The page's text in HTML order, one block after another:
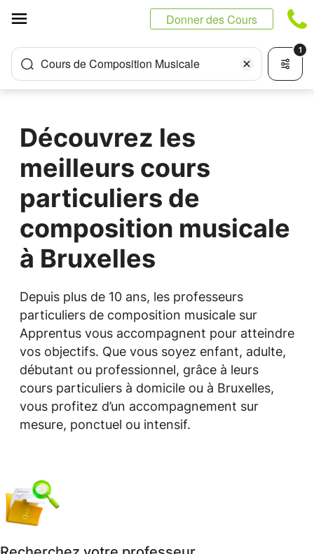
Donner des Cours
Cours de Composition Musicale
1
Découvrez les
meilleurs cours
particuliers de
composition musicale
à Bruxelles
Depuis plus de 10 ans, les professeurs
particuliers de composition musicale sur
Apprentus vous accompagnent pour atteindre
vos objectifs. Que vous soyez enfant, adulte,
débutant ou professionnel, grâce à leurs
cours particuliers à domicile ou à Bruxelles,
vous profitez d’un accompagnement sur
mesure, ponctuel ou intensif.